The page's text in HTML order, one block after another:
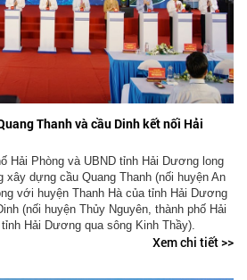
Thanh và cầu Dinh kết nối Hải
Hải Phòng và UBND tỉnh Hải Dương long
dựng cầu Quang Thanh (nối huyện An
với huyện Thanh Hà của tỉnh Hải Dương
(nối huyện Thủy Nguyên, thành phố Hải
Hải Dương qua sông Kinh Thầy).
Xem chi tiết >>